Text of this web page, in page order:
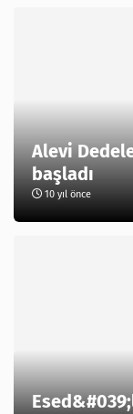
Alevi
başladı
10 yıl önce